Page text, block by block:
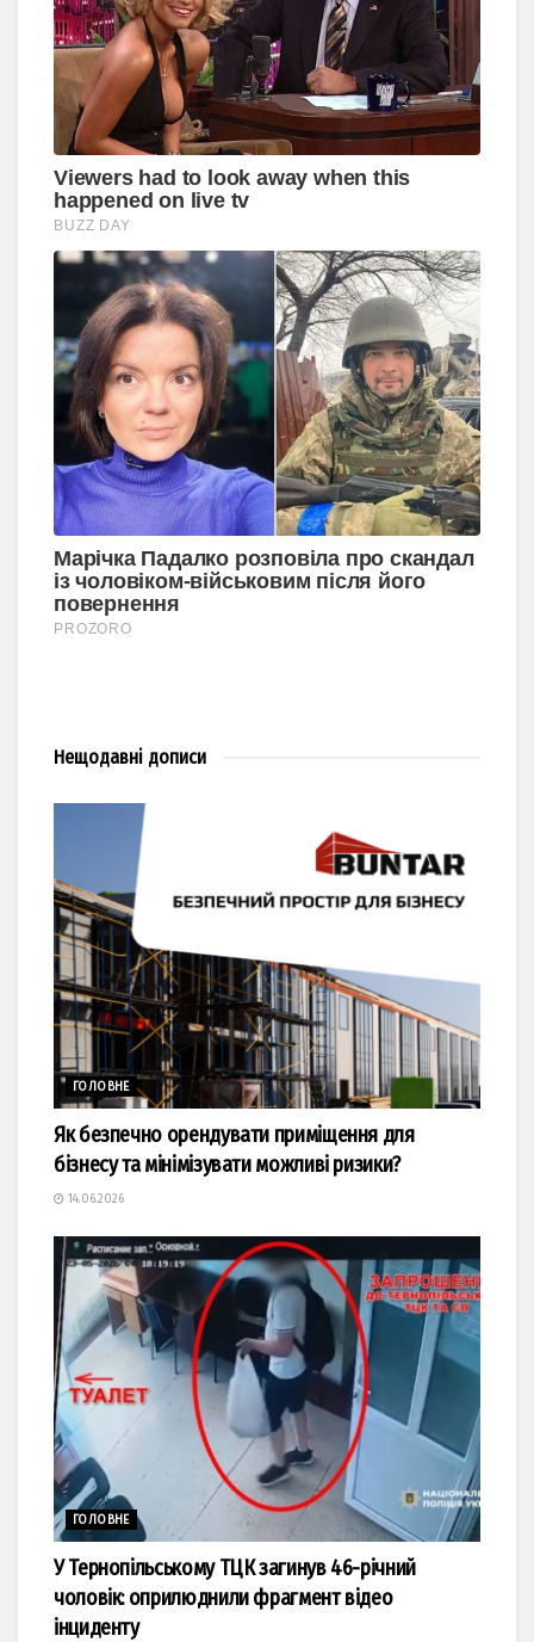
Нещодавні дописи
ГОЛОВНЕ
Як безпечно орендувати приміщення для
бізнесу та мінімізувати можливі ризики?
14.06.2026
ГОЛОВНЕ
У Тернопільському ТЦК загинув 46-річний
чоловік: оприлюднили фрагмент відео
інциденту